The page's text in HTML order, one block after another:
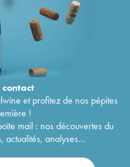
contact
et profitez de nos pépites
!
mail : nos découvertes du
actualités, analyses...